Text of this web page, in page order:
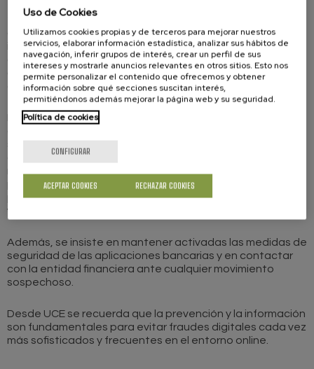
falsos, haciéndose pasar por compradores, servicios
técnicos o incluso contactos conocidos. En muchos
casos, los ciberdelincuentes aprovechan la rapidez e
inmediatez de este sistema para generar confusión y
conseguir que la víctima acepte operaciones creyendo
que está recibiendo un pago, cuando en realidad está
autorizando un envío de dinero.
Desde Consumo se recuerda la importancia de revisar
dinero antes de aceptar cualquier operación. También se
para actuar rápidamente y evitar compartir datos
personales o bancarios a través de canales no
verificados.
Además, se insiste en mantener activadas las medidas de
seguridad de las aplicaciones bancarias y en contactar
con la entidad financiera ante cualquier movimiento
sospechoso.
Desde UCE se recuerda que la prevención y la información
son fundamentales para evitar fraudes digitales cada vez
más sofisticados y frecuentes en el entorno online.
Uso de Cookies
Utilizamos cookies propias y de terceros para mejorar nuestros
servicios, elaborar información estadística, analizar sus hábitos de
navegación, inferir grupos de interés, crear un perfil de sus
intereses y mostrarle anuncios relevantes en otros sitios. Esto nos
permite personalizar el contenido que ofrecemos y obtener
información sobre qué secciones suscitan interés,
permitiéndonos además mejorar la página web y su seguridad.
Política de cookies
CONFIGURAR
RECHAZAR COOKIES
ACEPTAR COOKIES